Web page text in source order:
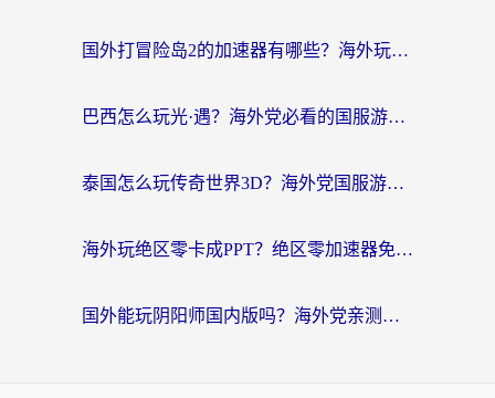
国外打冒险岛2的加速器有哪些？海外玩家国服畅玩全攻略（附实测推荐）
巴西怎么玩光·遇？海外党必看的国服游戏加速器选择指南（附3款热门游戏实测）
泰国怎么玩传奇世界3D？海外党国服游戏加速终极指南（附非洲欧洲热门游戏解决方案）
海外玩绝区零卡成PPT？绝区零加速器免费的推荐+实用技巧，附墨西哥玩谁是卧底美国玩和平精英攻略
国外能玩阴阳师国内版吗？海外党亲测有效的国服游戏加速指南